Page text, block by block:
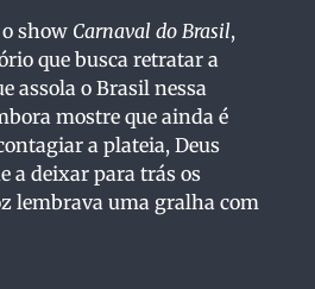
show Carnaval do Brasil,
que busca retratar a
assola o Brasil nessa
mostre que ainda é
a plateia, Deus
a deixar para trás os
lembrava uma gralha com